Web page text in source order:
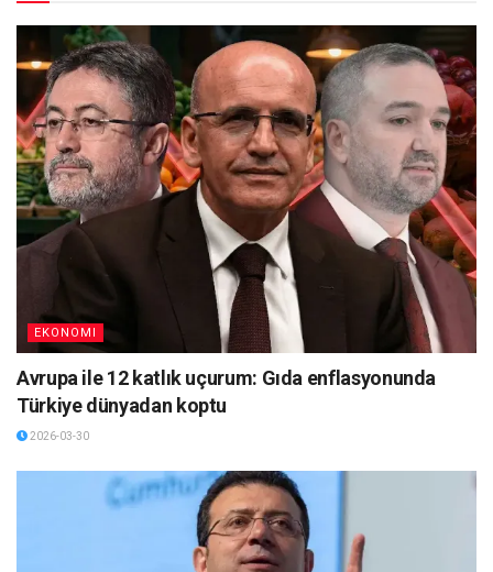
EKONOMI
Avrupa ile 12 katlık uçurum: Gıda enflasyonunda
Türkiye dünyadan koptu
2026-03-30